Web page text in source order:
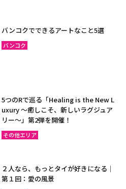
バンコクでできるアートなこと5選
バンコク
5つのRで巡る「Healing is the New L
uxury ～癒しこそ、新しいラグジュア
リー〜」第2弾を開催！
その他エリア
２人なら、もっとタイが好きになる｜
第１回：愛の風景